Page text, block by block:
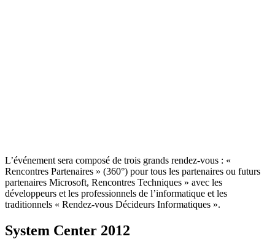
L’événement sera composé de trois grands rendez-vous : «
Rencontres Partenaires » (360°) pour tous les partenaires ou futurs
partenaires Microsoft, Rencontres Techniques » avec les
développeurs et les professionnels de l’informatique et les
traditionnels « Rendez-vous Décideurs Informatiques ».
System Center 2012